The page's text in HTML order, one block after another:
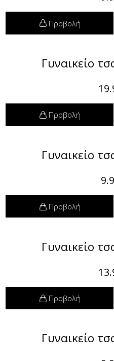
Προβολή
Γυναικείο
Προβολή
Γυναικείο
Προβολή
Γυναικείο
Προβολή
Γυναικείο